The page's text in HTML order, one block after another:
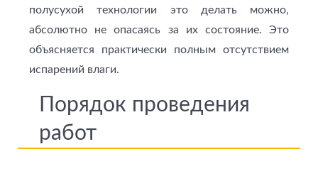
полусухой технологии это делать можно,
абсолютно не опасаясь за их состояние. Это
объясняется практически полным отсутствием
испарений влаги.
Порядок проведения
работ